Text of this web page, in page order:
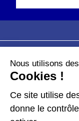
Plan du site
Données
Nous utilisons des
Cookies !
Ce site utilise
donne le